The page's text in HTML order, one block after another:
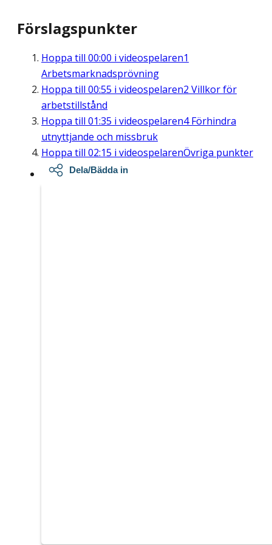
Förslagspunkter
Hoppa till 00:00 i videospelaren1
Arbetsmarknadsprövning
Hoppa till 00:55 i videospelaren2 Villkor för
arbetstillstånd
Hoppa till 01:35 i videospelaren4 Förhindra
utnyttjande och missbruk
Hoppa till 02:15 i videospelarenÖvriga punkter
Dela/Bädda in